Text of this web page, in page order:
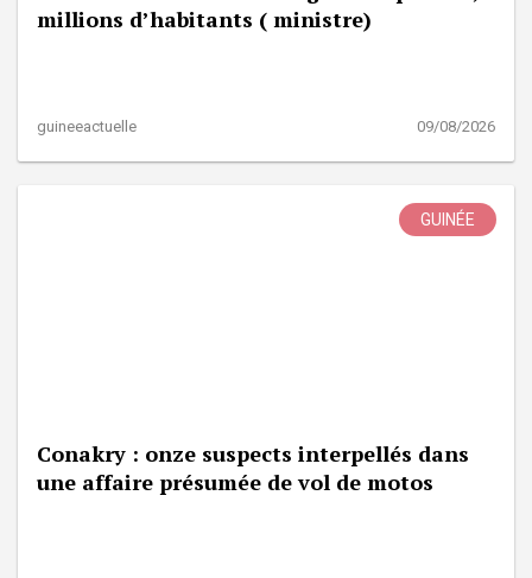
millions d’habitants ( ministre)
guineeactuelle 09/08/2026
GUINÉE
Conakry : onze suspects interpellés dans
une affaire présumée de vol de motos